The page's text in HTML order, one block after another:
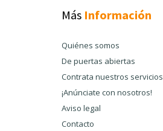
Más Información
Quiénes somos
De puertas abiertas
Contrata nuestros servicios
¡Anúnciate con nosotros!
Aviso legal
Contacto